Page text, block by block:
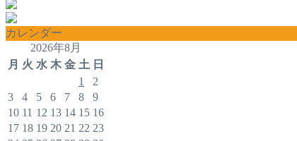
カレンダー
2026年8月
月 火 水 木 金 土 日
1
2
3
4 5 6 7 8
9
10 11 12 13 14 15 16
17 18 19 20 21 22 23